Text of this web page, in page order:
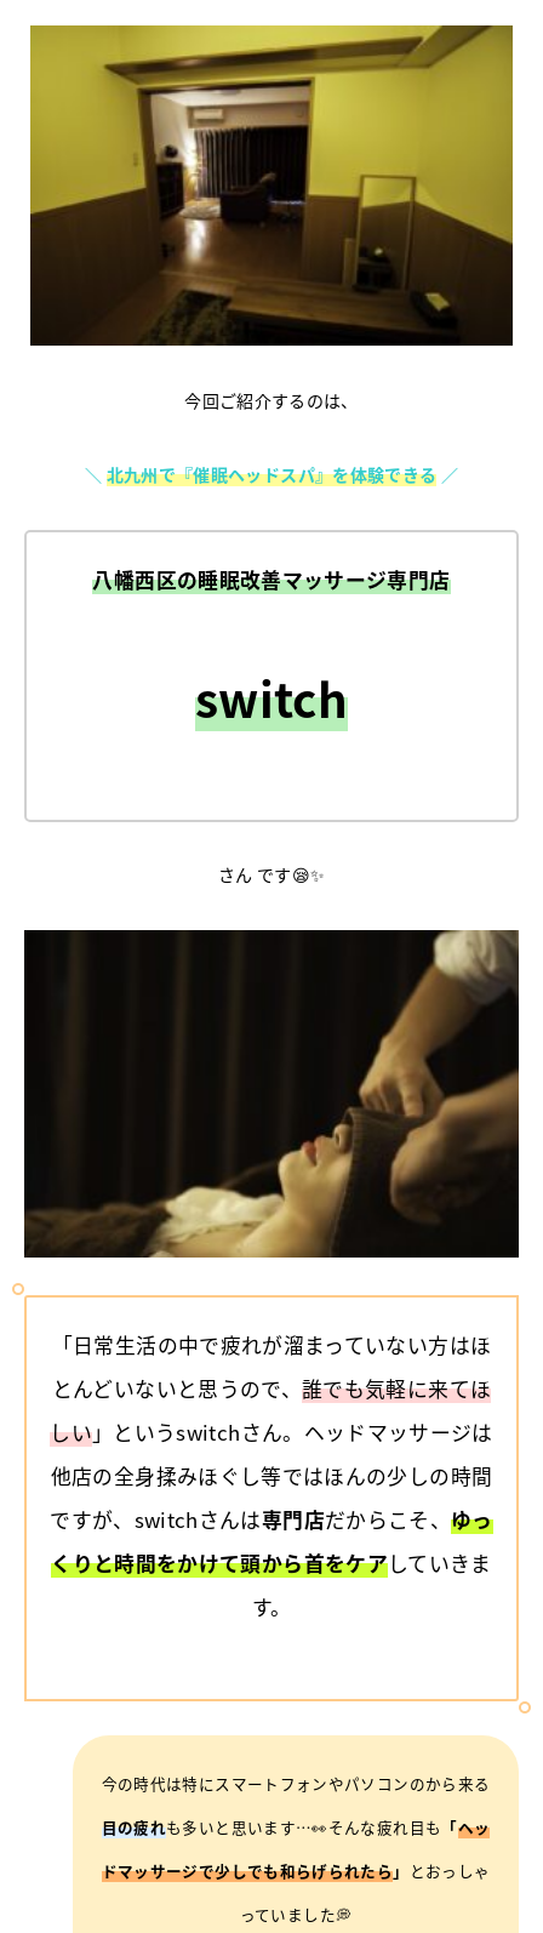
今回ご紹介するのは、
＼ 北九州で『催眠ヘッドスパ』を体験できる ／
八幡西区の睡眠改善マッサージ専門店
switch
さん です😪✨
「日常生活の中で疲れが溜まっていない方はほ
とんどいないと思うので、誰でも気軽に来てほ
しい」というswitchさん。ヘッドマッサージは
他店の全身揉みほぐし等ではほんの少しの時間
ですが、switchさんは専門店だからこそ、ゆっ
くりと時間をかけて頭から首をケアしていきま
す。
今の時代は特にスマートフォンやパソコンのから来る
目の疲れも多いと思います…👀そんな疲れ目も 「ヘッ
ドマッサージで少しでも和らげられたら」 とおっしゃ
っていました💭